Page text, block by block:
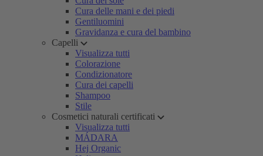
Cura delle mani e dei piedi
Gentiluomini
Gravidanza e cura del bambino
Capelli
Visualizza tutti
Colorazione
Condizionatore
Cura dei capelli
Shampoo
Stile
Cosmetici naturali certificati
Visualizza tutti
MÁDARA
Hej Organic